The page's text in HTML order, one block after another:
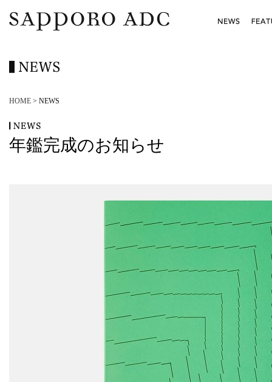
HOME > NEWS
年鑑完成のお知らせ